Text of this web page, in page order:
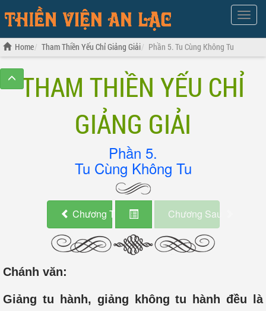
Show
Menu
Home Tham Thiền Yếu Chỉ Giảng Giải Phần 5. Tu Cùng Không Tu
THAM THIỀN YẾU CHỈ
GIẢNG GIẢI
Phần 5.
Tu Cùng Không Tu
Chương Trước Chương Sau
Chánh văn:
Giảng tu hành, giảng không tu hành đều là